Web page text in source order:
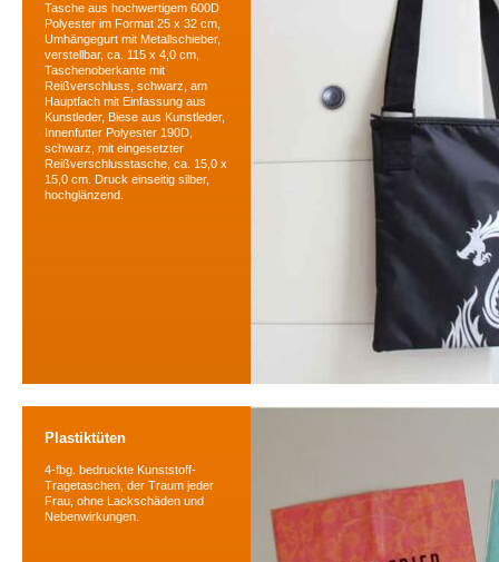
Tasche aus hochwertigem 600D
Polyester im Format 25 x 32 cm,
Umhängegurt mit Metallschieber,
verstellbar, ca. 115 x 4,0 cm,
Taschenoberkante mit
Reißverschluss, schwarz, am
Hauptfach mit Einfassung aus
Kunstleder, Biese aus Kunstleder,
Innenfutter Polyester 190D,
schwarz, mit eingesetzter
Reißverschlusstasche, ca. 15,0 x
15,0 cm. Druck einseitig silber,
hochglänzend.
Plastiktüten
4-fbg. bedruckte Kunststoff-
Tragetaschen, der Traum jeder
Frau, ohne Lackschäden und
Nebenwirkungen.